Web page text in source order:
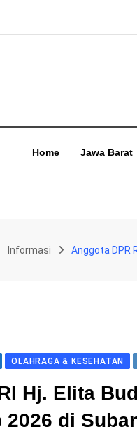
Home Jawa Barat
Informasi Anggota DPR
OLAHRAGA & KESEHATAN
Hj. Elita
di